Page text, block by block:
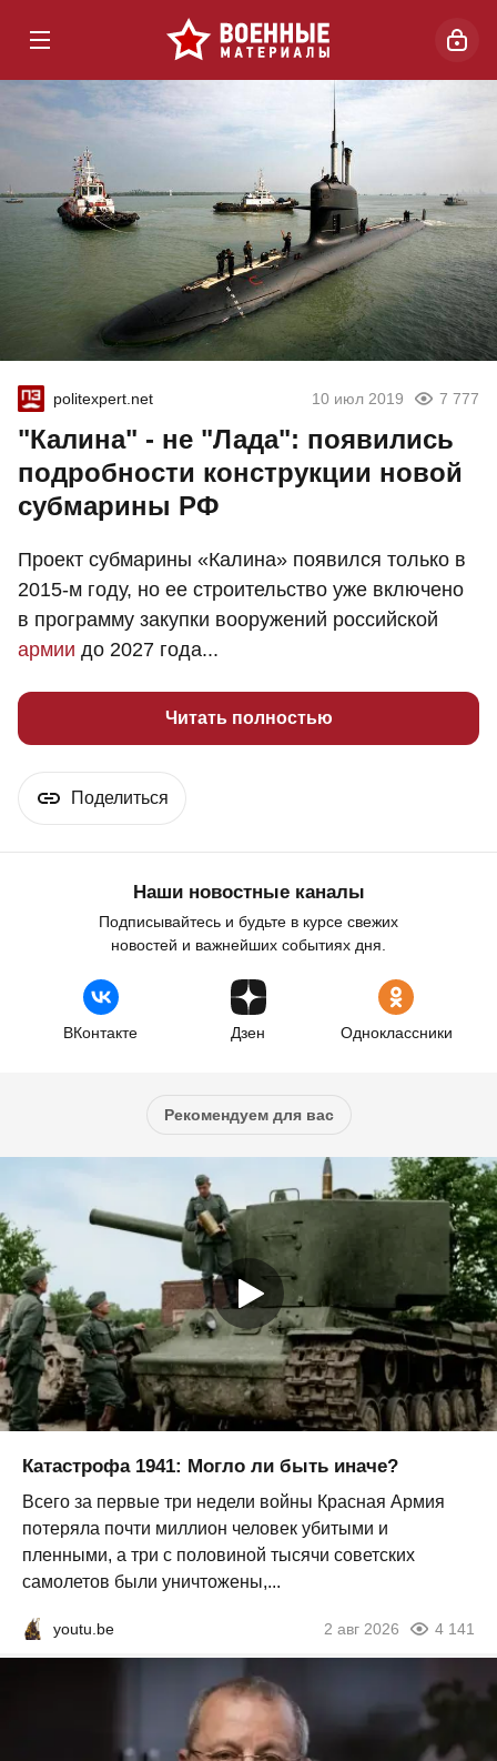
politexpert.net 10 июл 2019 7 777
"Калина" - не "Лада": появились
подробности конструкции новой
субмарины РФ
Проект субмарины «Калина» появился только в
2015-м году, но ее строительство уже включено
в программу закупки вооружений российской
армии до 2027 года...
Читать полностью
Поделиться
Наши новостные каналы
Подписывайтесь и будьте в курсе свежих
новостей и важнейших событиях дня.
ВКонтакте Дзен Одноклассники
Рекомендуем для вас
Катастрофа 1941: Могло ли быть иначе?
Всего за первые три недели войны Красная Армия
потеряла почти миллион человек убитыми и
пленными, а три с половиной тысячи советских
самолетов были уничтожены,...
youtu.be 2 авг 2026 4 141